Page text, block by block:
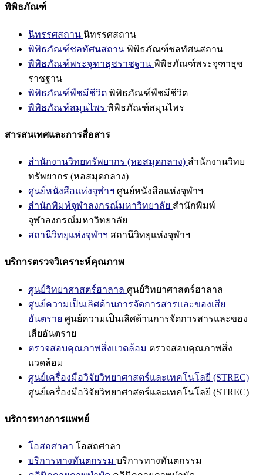
พิพิธภัณฑ์
นิทรรศสถาน นิทรรศสถาน
พิพิธภัณฑ์ชลทัศนสถาน พิพิธภัณฑ์ชลทัศนสถาน
พิพิธภัณฑ์พระจุฑาธุชราชฐาน พิพิธภัณฑ์พระจุฑาธุช
ราชฐาน
พิพิธภัณฑ์พืชมีชีวิต พิพิธภัณฑ์พืชมีชีวิต
พิพิธภัณฑ์สมุนไพร พิพิธภัณฑ์สมุนไพร
สารสนเทศและการสื่อสาร
สำนักงานวิทยทรัพยากร (หอสมุดกลาง) สำนักงานวิทย
ทรัพยากร (หอสมุดกลาง)
ศูนย์หนังสือแห่งจุฬาฯ ศูนย์หนังสือแห่งจุฬาฯ
สำนักพิมพ์จุฬาลงกรณ์มหาวิทยาลัย สำนักพิมพ์
จุฬาลงกรณ์มหาวิทยาลัย
สถานีวิทยุแห่งจุฬาฯ สถานีวิทยุแห่งจุฬาฯ
บริการตรวจวิเคราะห์คุณภาพ
ศูนย์วิทยาศาสตร์ฮาลาล ศูนย์วิทยาศาสตร์ฮาลาล
ศูนย์ความเป็นเลิศด้านการจัดการสารและของเสีย
อันตราย ศูนย์ความเป็นเลิศด้านการจัดการสารและของ
เสียอันตราย
ตรวจสอบคุณภาพสิ่งแวดล้อม ตรวจสอบคุณภาพสิ่ง
แวดล้อม
ศูนย์เครื่องมือวิจัยวิทยาศาสตร์และเทคโนโลยี (STREC)
ศูนย์เครื่องมือวิจัยวิทยาศาสตร์และเทคโนโลยี (STREC)
บริการทางการแพทย์
โอสถศาลา โอสถศาลา
บริการทางทันตกรรม บริการทางทันตกรรม